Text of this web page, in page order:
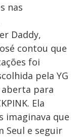
nas
Daddy,
contou que
foi
pela YG
para
Ela
imaginava que
Seul e seguir